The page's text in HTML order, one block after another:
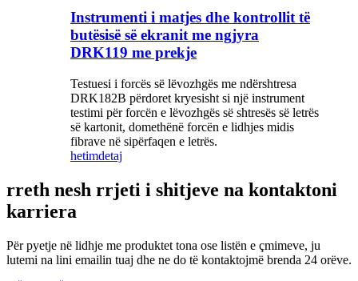
Instrumenti i matjes dhe kontrollit të
butësisë së ekranit me ngjyra
DRK119 me prekje
Testuesi i forcës së lëvozhgës me ndërshtresa
DRK182B përdoret kryesisht si një instrument
testimi për forcën e lëvozhgës së shtresës së letrës
së kartonit, domethënë forcën e lidhjes midis
fibrave në sipërfaqen e letrës.
hetimdetaj
rreth nesh rrjeti i shitjeve na kontaktoni
karriera
Për pyetje në lidhje me produktet tona ose listën e çmimeve, ju
lutemi na lini emailin tuaj dhe ne do të kontaktojmë brenda 24 orëve.